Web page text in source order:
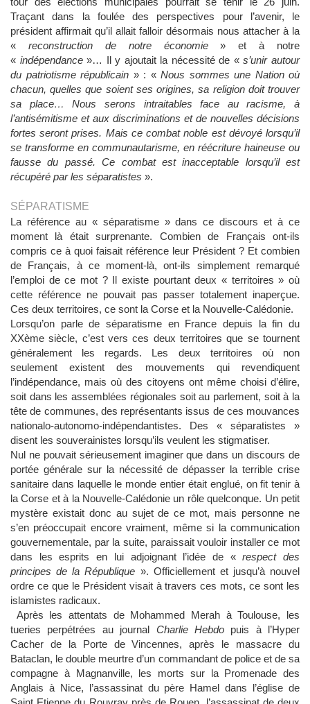
Traçant dans la foulée des perspectives pour l’avenir, le
président affirmait qu’il allait falloir désormais nous attacher à la
« reconstruction de notre économie» et à notre
« indépendance»… Il y ajoutait la nécessité de «s’unir autour
du patriotisme républicain » : « Nous sommes une Nation où
chacun, quelles que soient ses origines, sa religion doit trouver
sa place… Nous serons intraitables face au racisme, à
l’antisémitisme et aux discriminations et de nouvelles décisions
fortes seront prises. Mais ce combat noble est dévoyé lorsqu’il
se transforme en communautarisme, en réécriture haineuse ou
fausse du passé. Ce combat est inacceptable lorsqu’il est
récupéré par les séparatistes ».
SÉPARATISME
La référence au « séparatisme » dans ce discours et à ce
moment là était surprenante. Combien de Français ont-ils
compris ce à quoi faisait référence leur Président ? Et combien
de Français, à ce moment-là, ont-ils simplement remarqué
l’emploi de ce mot ? Il existe pourtant deux « territoires » où
cette référence ne pouvait pas passer totalement inaperçue.
Ces deux territoires, ce sont la Corse et la Nouvelle-Calédonie.
Lorsqu’on parle de séparatisme en France depuis la fin du
XXème siècle, c’est vers ces deux territoires que se tournent
généralement les regards. Les deux territoires où non
seulement existent des mouvements qui revendiquent
l’indépendance, mais où des citoyens ont même choisi d’élire,
soit dans les assemblées régionales soit au parlement, soit à la
tête de communes, des représentants issus de ces mouvances
nationalo-autonomo-indépendantistes. Des « séparatistes »
disent les souverainistes lorsqu’ils veulent les stigmatiser.
Nul ne pouvait sérieusement imaginer que dans un discours de
portée générale sur la nécessité de dépasser la terrible crise
sanitaire dans laquelle le monde entier était englué, on fit tenir à
la Corse et à la Nouvelle-Calédonie un rôle quelconque. Un petit
mystère existait donc au sujet de ce mot, mais personne ne
s’en préoccupait encore vraiment, même si la communication
gouvernementale, par la suite, paraissait vouloir installer ce mot
dans les esprits en lui adjoignant l’idée de «respect des
principes de la République ». Officiellement et jusqu’à nouvel
ordre ce que le Président visait à travers ces mots, ce sont les
islamistes radicaux.
Après les attentats de Mohammed Merah à Toulouse, les
tueries perpétrées au journal Charlie Hebdopuis à l’Hyper
Cacher de la Porte de Vincennes, après le massacre du
Bataclan, le double meurtre d’un commandant de police et de sa
compagne à Magnanville, les morts sur la Promenade des
Anglais à Nice, l’assassinat du père Hamel dans l’église de